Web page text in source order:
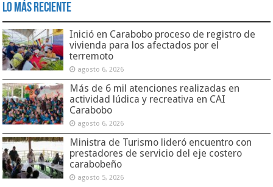
Lo Más Reciente
Inició en Carabobo proceso de registro de
vivienda para los afectados por el
terremoto
agosto 6, 2026
Más de 6 mil atenciones realizadas en
actividad lúdica y recreativa en CAI
Carabobo
agosto 6, 2026
Ministra de Turismo lideró encuentro con
prestadores de servicio del eje costero
carabobeño
agosto 5, 2026